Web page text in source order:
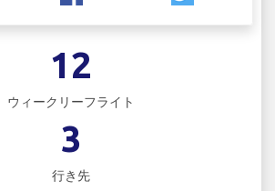
12
ウィークリーフライト
3
行き先